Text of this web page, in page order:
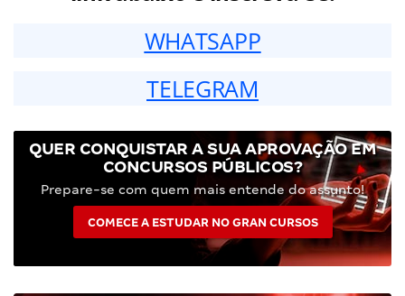
WHATSAPP
TELEGRAM
QUER CONQUISTAR A SUA APROVAÇÃO EM
CONCURSOS PÚBLICOS?
Prepare-se com quem mais entende do assunto!
COMECE A ESTUDAR NO GRAN CURSOS